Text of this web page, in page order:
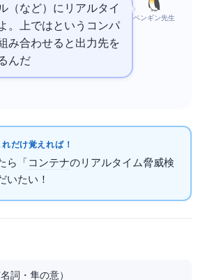
ペンギン先生
Splunkなど）にリアルタイ
。 上ではFalcosidekickというコンパ
み合わせると出力先を
んだ
だけ覚えればOK！
ら「 コンテナのリアルタイム脅威検
たいOK！
詞・隼の意）